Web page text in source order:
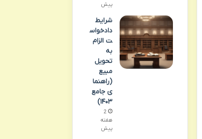
پیش
شرایط
دادخواس
ت الزام
به
تحویل
مبیع
(راهنما
ی جامع
۱۴۰۳)
2
هفته
پیش